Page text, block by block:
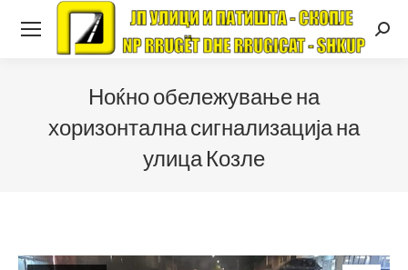
Ноќно обележување на
хоризонтална сигнализација на
улица Козле